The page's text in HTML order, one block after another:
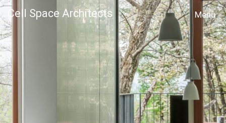
Cell Space Architects
MENU